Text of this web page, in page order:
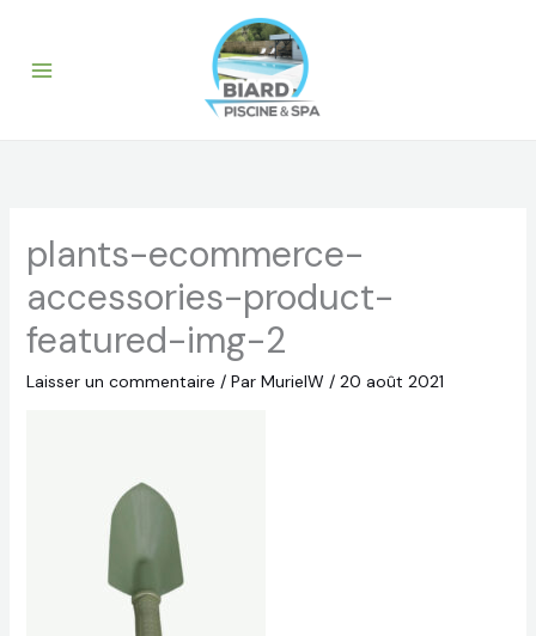
contenu
plants-ecommerce-
accessories-product-
featured-img-2
Laisser un commentaire / Par MurielW / 20 août 2021